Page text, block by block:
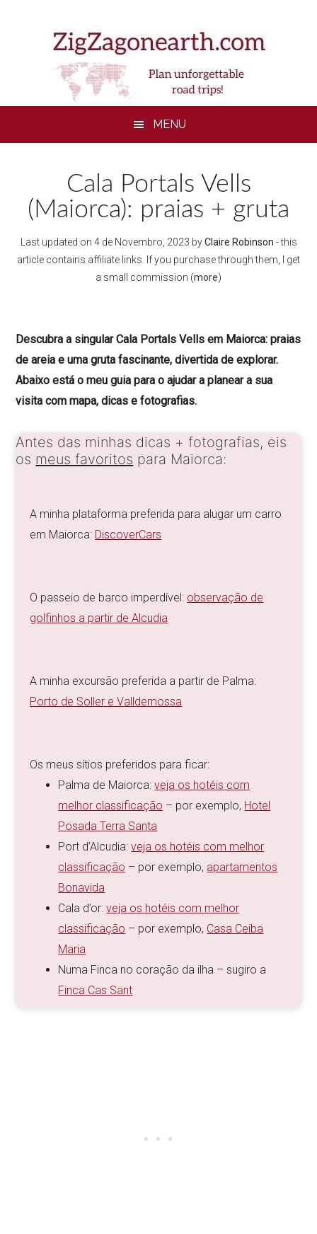
MENU
Cala Portals Vells
(Maiorca): praias + gruta
Last updated on 4 de Novembro, 2023 byClaire Robinson - this
article contains affiliate links. If you purchase through them, I get
a small commission (more)
Descubra a singular Cala Portals Vells em Maiorca: praias
de areia e uma gruta fascinante, divertida de explorar.
Abaixo está o meu guia para o ajudar a planear a sua
visita com mapa, dicas e fotografias.
Antes das minhas dicas + fotografias, eis
os meus favoritos para Maiorca:
A minha plataforma preferida para alugar um carro
em Maiorca: DiscoverCars
O passeio de barco imperdível: observação de
golfinhos a partir de Alcudia
A minha excursão preferida a partir de Palma:
Porto de Soller e Valldemossa
Os meus sítios preferidos para ficar:
Palma de Maiorca:veja os hotéis com
melhor classificação – por exemplo, Hotel
Posada Terra Santa
Port d’Alcudia:veja os hotéis com melhor
classificação – por exemplo, apartamentos
Bonavida
Cala d’or:veja os hotéis com melhor
classificação – por exemplo, Casa Ceiba
Maria
Numa Finca no coração da ilha – sugiro a
Finca Cas Sant